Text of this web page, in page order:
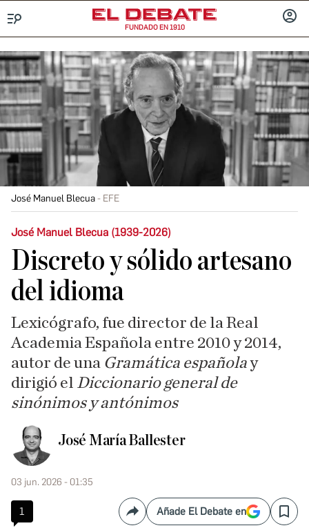
FUNDADO EN 1910
José Manuel Blecua EFE
José Manuel Blecua (1939-2026)
Discreto y sólido artesano
del idioma
Lexicógrafo, fue director de la Real
Academia Española entre 2010 y 2014,
autor de una Gramática españolay
dirigió el Diccionario general de
sinónimos y antónimos
José María Ballester
03 jun. 2026 - 01:35
1 CompartirAñade El Debate en Save